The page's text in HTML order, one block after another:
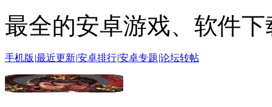
最全的安卓游戏、软件下
手机版 |最近更新|安卓排行|安卓专题|论坛转帖